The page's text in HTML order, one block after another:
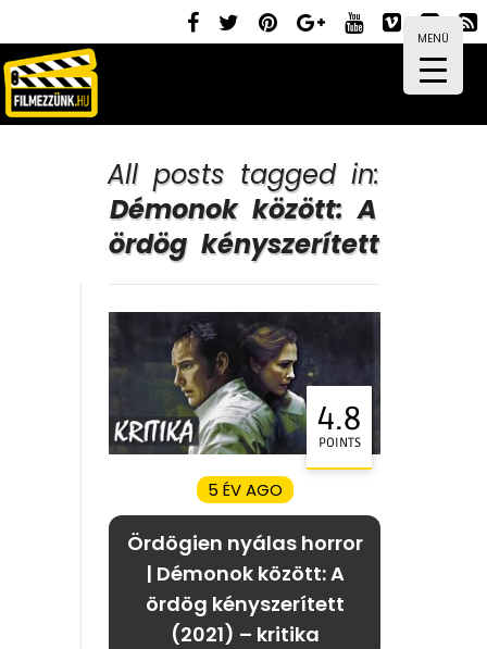
MENÜ
All posts tagged in:
Démonok között: A
ördög kényszerített
4.8
POINTS
5 ÉV AGO
Ördögien nyálas horror
| Démonok között: A
ördög kényszerített
(2021) – kritika